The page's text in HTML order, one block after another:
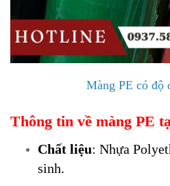
Màng PE có độ
Thông tin về màng PE
Chất liệu: Nhựa
sinh.